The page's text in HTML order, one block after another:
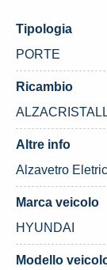
Tipologia
PORTE
Ricambio
Altre info
Alzavetro
Marca veicolo
HYUNDAI
Modello